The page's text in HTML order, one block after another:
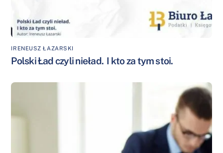
IRENEUSZ ŁAZARSKI
Polski Ład czyli nieład. I kto za tym stoi.